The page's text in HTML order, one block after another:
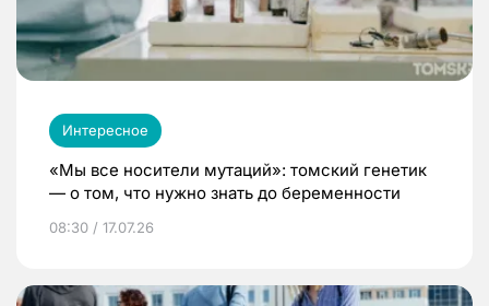
Интересное
«Мы все носители мутаций»: томский генетик
— о том, что нужно знать до беременности
08:30 / 17.07.26